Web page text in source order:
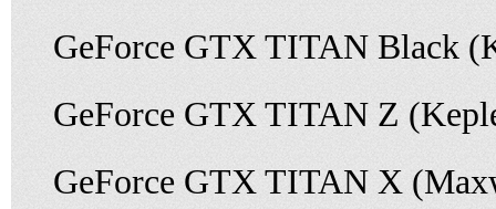
GeForce GTX TITAN Black
GeForce GTX TITAN Z
GeForce GTX TITAN X